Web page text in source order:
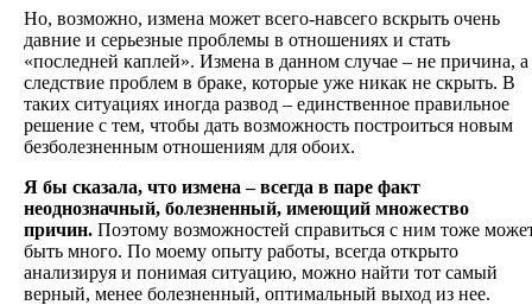
Но, возможно, измена может всего-навсего вскрыть очень
давние и серьезные проблемы в отношениях и стать
«последней каплей». Измена в данном случае – не причина, а
следствие проблем в браке, которые уже никак не скрыть. В
таких ситуациях иногда развод – единственное правильное
решение с тем, чтобы дать возможность построиться новым
безболезненным отношениям для обоих.
Я бы сказала, что измена – всегда в паре факт
неоднозначный, болезненный, имеющий множество
причин. Поэтому возможностей справиться с ним тоже
быть много. По моему опыту работы, всегда открыто
анализируя и понимая ситуацию, можно найти тот самый
верный, менее болезненный, оптимальный выход из нее.